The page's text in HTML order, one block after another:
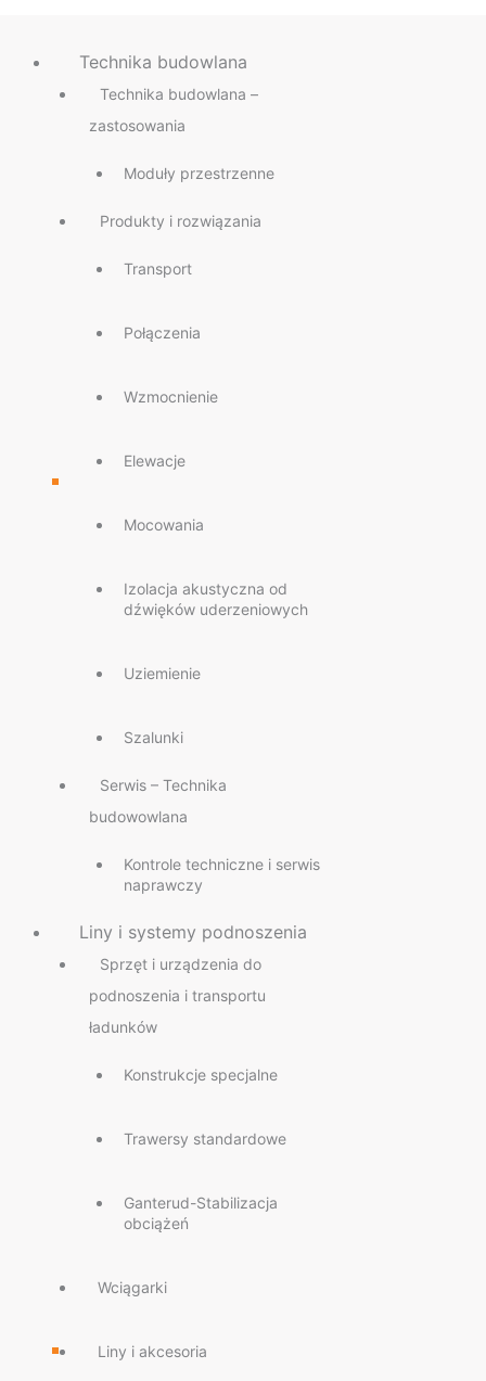
Technika budowlana
Technika budowlana –
zastosowania
Moduły przestrzenne
Produkty i rozwiązania
Transport
Połączenia
Wzmocnienie
Elewacje
Mocowania
Izolacja akustyczna od
dźwięków uderzeniowych
Uziemienie
Szalunki
Serwis – Technika
budowowlana
Kontrole techniczne i serwis
naprawczy
Liny i systemy podnoszenia
Sprzęt i urządzenia do
podnoszenia i transportu
ładunków
Konstrukcje specjalne
Trawersy standardowe
Ganterud-Stabilizacja
obciążeń
Wciągarki
Liny i akcesoria